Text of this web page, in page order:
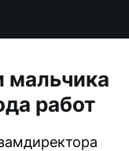
мальчика
работ